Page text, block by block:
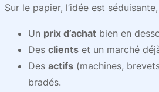
Sur le papier, l’idée est
Un prix d’achat bien en
Des clients et un marché
Des actifs (machines,
bradés.